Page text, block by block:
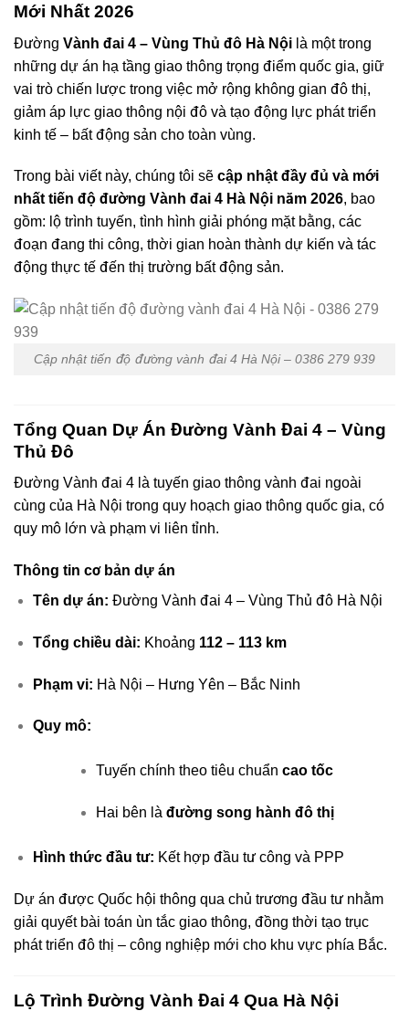
Mới Nhất 2026
Đường Vành đai 4 – Vùng Thủ đô Hà Nội là một trong
những dự án hạ tầng giao thông trọng điểm quốc gia, giữ
vai trò chiến lược trong việc mở rộng không gian đô thị,
giảm áp lực giao thông nội đô và tạo động lực phát triển
kinh tế – bất động sản cho toàn vùng.
Trong bài viết này, chúng tôi sẽ cập nhật đầy đủ và mới
nhất tiến độ đường Vành đai 4 Hà Nội năm 2026, bao
gồm: lộ trình tuyến, tình hình giải phóng mặt bằng, các
đoạn đang thi công, thời gian hoàn thành dự kiến và tác
động thực tế đến thị trường bất động sản.
Cập nhật tiến độ đường vành đai 4 Hà Nội – 0386 279 939
Tổng Quan Dự Án Đường Vành Đai 4 – Vùng
Thủ Đô
Đường Vành đai 4 là tuyến giao thông vành đai ngoài
cùng của Hà Nội trong quy hoạch giao thông quốc gia, có
quy mô lớn và phạm vi liên tỉnh.
Thông tin cơ bản dự án
Tên dự án: Đường Vành đai 4 – Vùng Thủ đô Hà Nội
Tổng chiều dài: Khoảng 112 – 113 km
Phạm vi: Hà Nội – Hưng Yên – Bắc Ninh
Quy mô:
Tuyến chính theo tiêu chuẩn cao tốc
Hai bên là đường song hành đô thị
Hình thức đầu tư: Kết hợp đầu tư công và PPP
Dự án được Quốc hội thông qua chủ trương đầu tư nhằm
giải quyết bài toán ùn tắc giao thông, đồng thời tạo trục
phát triển đô thị – công nghiệp mới cho khu vực phía Bắc.
Lộ Trình Đường Vành Đai 4 Qua Hà Nội